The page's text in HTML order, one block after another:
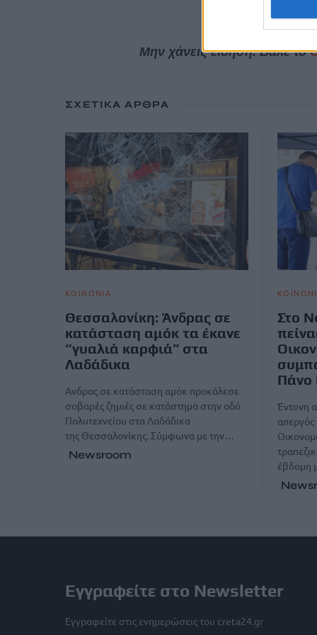
Μην χάνεις είδηση. Βάλε το
ΣΧΕΤΙΚΆ ΆΡΘΡΑ
ΚΟΙΝΩΝΙΑ
Θεσσαλονίκη: Άνδρας σε
κατάσταση αμόκ τα έκανε
“γυαλιά καρφιά” στα
Λαδάδικα
Ανδρας σε κατάσταση αμόκ προκάλεσε
σοβαρές ζημιές σε κατάστημα στην οδό
Πολυτεχνείου στα Λαδάδικα
της Θεσσαλονίκης. Σύμφωνα με την…
Newsroom
Στο
Πάνο
Έντονη
απεργός
έβδομη
Εγγραφείτε στο Newsletter
Εγγραφείτε στις ενημερώσεις του creta24.gr